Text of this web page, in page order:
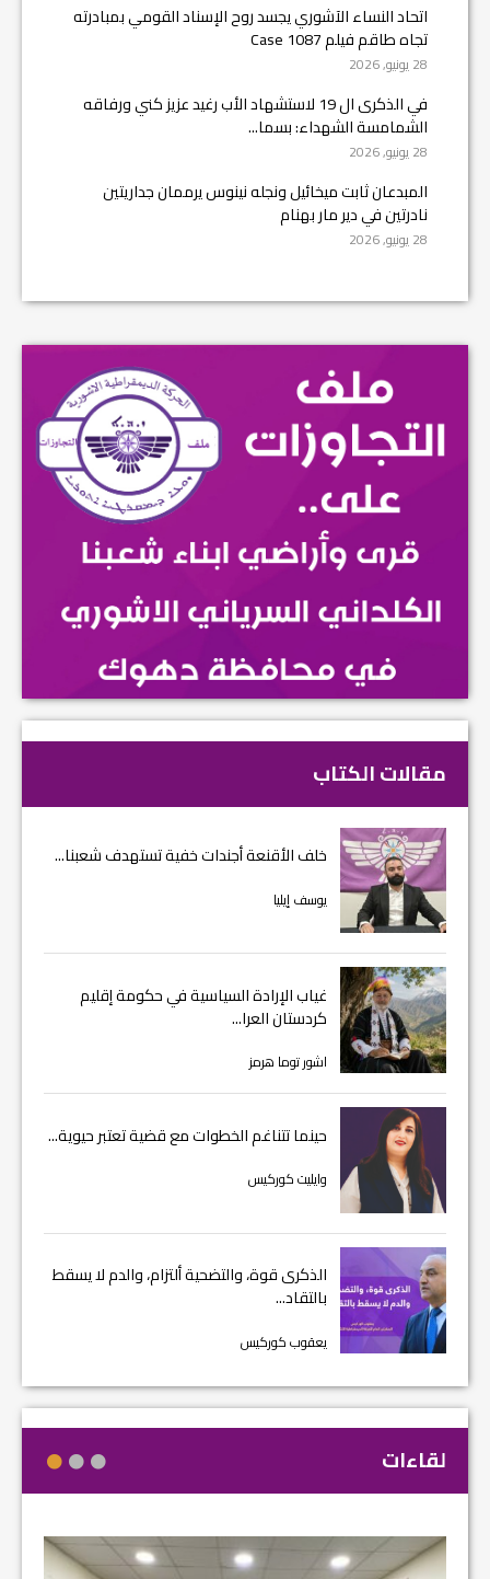
اتحاد النساء الآشوري يجسد روح الإسناد القومي بمبادرته
تجاه طاقم فيلم Case 1087
28 يونيو, 2026
في الذكرى ال 19 لاستشهاد الأب رغيد عزيز كني ورفاقه
الشمامسة الشهداء: بسما...
28 يونيو, 2026
المبدعان ثابت ميخائيل ونجله نينوس يرممان جداريتين
نادرتين في دير مار بهنام
28 يونيو, 2026
مقالات الكتاب
خلف الأقنعة أجندات خفية تستهدف شعبنا...
يوسف إيليا
غياب الإرادة السياسية في حكومة إقليم
كردستان العرا...
اشور توما هرمز
حينما تتناغم الخطوات مع قضية تعتبر حيوية...
وايليت كوركيس
الذكرى قوة، والتضحية ألتزام، والدم لا يسقط
بالتقاد...
يعقوب كوركيس
لقاءات